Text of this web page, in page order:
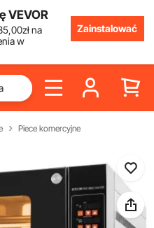
VEVOR
,00złna
w
Zainstalować
Piece komercyjne